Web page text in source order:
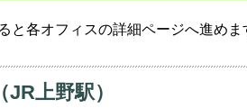
と各オフィスの詳細ページへ進めま
上野駅）